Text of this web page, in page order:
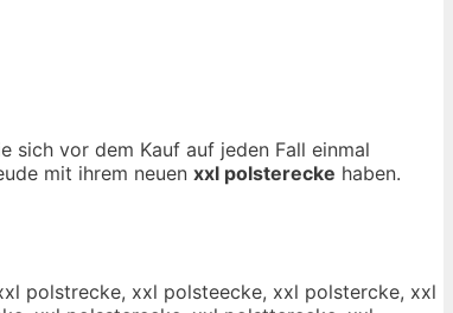
sich vor dem Kauf auf jeden Fall einmal
mit ihrem neuen xxl polsterecke haben.
polstrecke, xxl polsteecke, xxl polstercke, xxl